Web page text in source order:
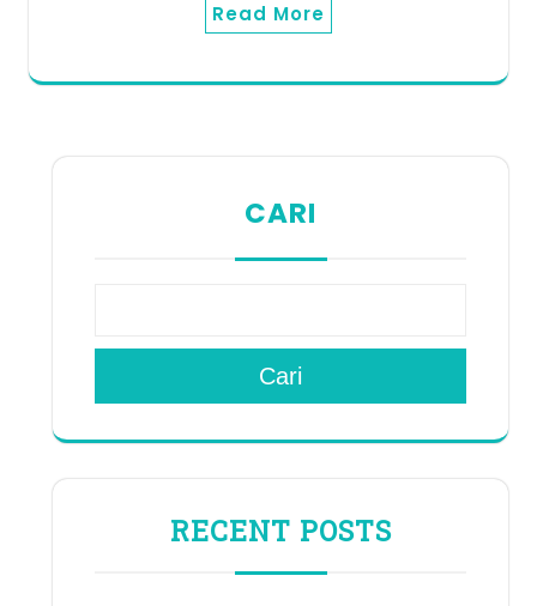
Read More
CARI
Cari
RECENT POSTS